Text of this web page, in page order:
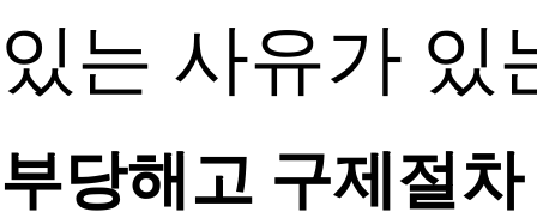
있는 사유가 있
부당해고 구제절차